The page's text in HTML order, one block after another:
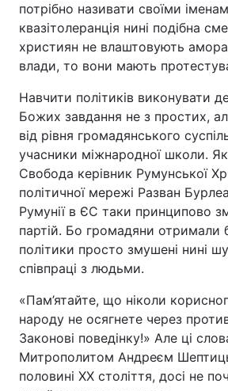
потрібно називати своїми
квазітолеранція нині подібна
християн не влаштовують
влади, то вони мають
Навчити політиків виконувати
Божих завдання не з простих,
від рівня громадянського
учасники міжнародної школи. Як
Свобода керівник Румунської
політичної мережі Разван
Румунії в ЄС таки принципово
партій. Бо громадяни отримали
політики просто змушені нині
співпраці з людьми.
«Пам’ятайте, що ніколи
народу не осягнете через
Законові поведінку!» Але ці
Митрополитом Андреєм
половині ХХ століття, досі не